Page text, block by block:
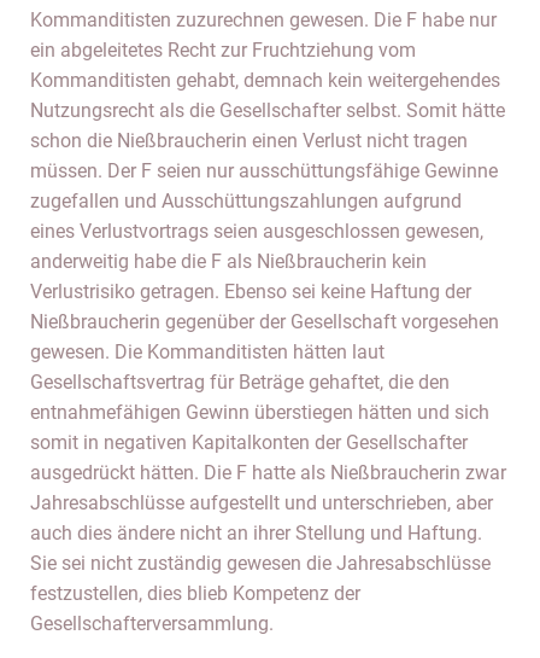
Kommanditisten zuzurechnen gewesen. Die F habe nur
ein abgeleitetes Recht zur Fruchtziehung vom
Kommanditisten gehabt, demnach kein weitergehendes
Nutzungsrecht als die Gesellschafter selbst. Somit hätte
schon die Nießbraucherin einen Verlust nicht tragen
müssen. Der F seien nur ausschüttungsfähige Gewinne
zugefallen und Ausschüttungszahlungen aufgrund
eines Verlustvortrags seien ausgeschlossen gewesen,
anderweitig habe die F als Nießbraucherin kein
Verlustrisiko getragen. Ebenso sei keine Haftung der
Nießbraucherin gegenüber der Gesellschaft vorgesehen
gewesen. Die Kommanditisten hätten laut
Gesellschaftsvertrag für Beträge gehaftet, die den
entnahmefähigen Gewinn überstiegen hätten und sich
somit in negativen Kapitalkonten der Gesellschafter
ausgedrückt hätten. Die F hatte als Nießbraucherin zwar
Jahresabschlüsse aufgestellt und unterschrieben, aber
auch dies ändere nicht an ihrer Stellung und Haftung.
Sie sei nicht zuständig gewesen die Jahresabschlüsse
festzustellen, dies blieb Kompetenz der
Gesellschafterversammlung.